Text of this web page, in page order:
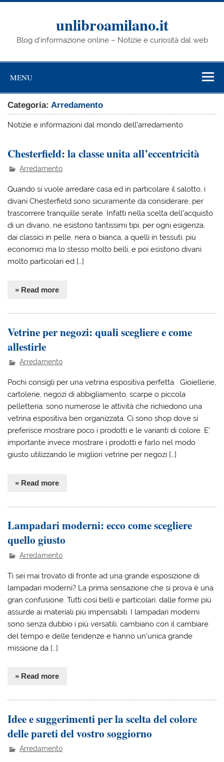
Skip
unlibroamilano.it
Blog d'informazione online – Notizie e curiosità dal web
MENU
Categoria:Arredamento
Notizie e informazioni dal mondo dell’arredamento
Chesterfield: la classe unita all’eccentricità
Arredamento
Quando si vuole arredare casa ed in particolare il salotto, i
divani Chesterfield sono sicuramente da considerare, per
trascorrere tranquille serate. Infatti nella scelta dell’acquisto
di un divano, ne esistono tantissimi tipi, per ogni esigenza,
dai classici in pelle, nera o bianca, a quelli in tessuti, più
economici ma lo stesso molto belli, e poi esistono divani
molto particolari ed […]
» Read more
Vetrine per negozi: quali scegliere e come
allestirle
Arredamento
Pochi consigli per una vetrina espositiva perfetta Gioiellerie,
cartolerie, negozi di abbigliamento, scarpe o piccola
pelletteria: sono numerose le attività che richiedono una
vetrina espositiva ben organizzata. Ci sono shop dove si
preferisce mostrare poco i prodotti e le varianti di colore. E’
importante invece mostrare i prodotti e farlo nel modo
giusto utilizzando le migliori vetrine per negozi […]
» Read more
Lampadari moderni: ecco come scegliere
quello giusto
Arredamento
Ti sei mai trovato di fronte ad una grande esposizione di
lampadari moderni? La prima sensazione che si prova è una
gran confusione. Tutti così belli e particolari, dalle forme più
assurde ai materiali più impensabili. I lampadari moderni
sono senza dubbio i più versatili, cambiano con il cambiare
del tempo e delle tendenze e hanno un’unica grande
missione da […]
» Read more
Idee e suggerimenti per la scelta del colore
delle pareti del vostro soggiorno
Arredamento